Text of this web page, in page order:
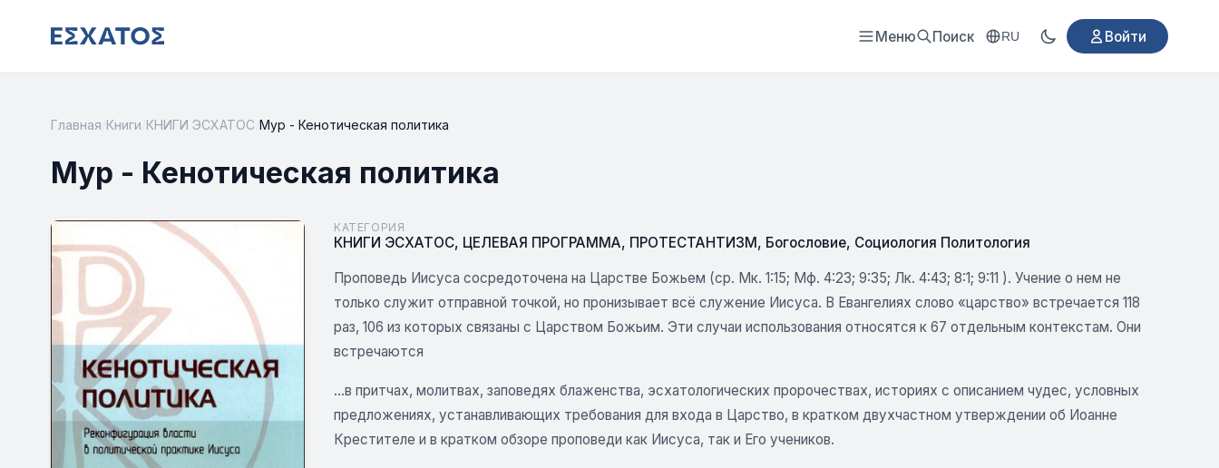
Меню Поиск RU Войти
Главная Книги КНИГИ ЭСХАТОС Мур - Кенотическая политика
Мур - Кенотическая политика
КАТЕГОРИЯ
КНИГИ ЭСХАТОС, ЦЕЛЕВАЯ ПРОГРАММА, ПРОТЕСТАНТИЗМ, Богословие, Социология Политология
Проповедь Иисуса сосредоточена на Царстве Божьем (ср. Мк. 1:15; Мф. 4:23; 9:35; Лк. 4:43; 8:1; 9:11 ). Учение о нем не
только служит отправной точкой, но пронизывает всё служение Иисуса. В Евангелиях слово «царство» встречается 118
раз, 106 из которых связаны с Царством Божьим. Эти случаи использования относятся к 67 отдельным контекстам. Они
встречаются
...в притчах, молитвах, заповедях блаженства, эсхатологических пророчествах, историях с описанием чудес, условных
предложениях, устанавливающих требования для входа в Царство, в кратком двухчастном утверждении об Иоанне
Крестителе и в кратком обзоре проповеди как Иисуса, так и Его учеников.